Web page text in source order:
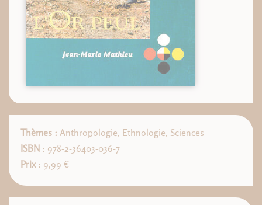
Thèmes : Anthropologie, Ethnologie, Sciences
ISBN : 978-2-36403-036-7
Prix: 9,99 €